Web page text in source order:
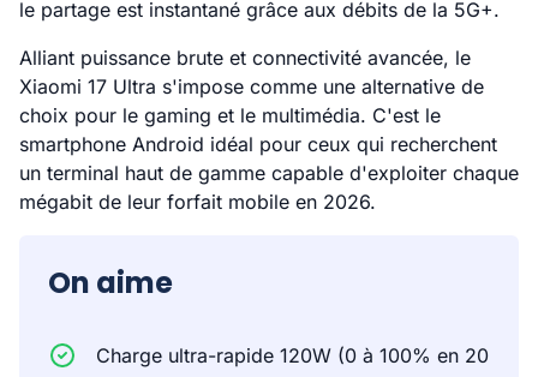
le partage est instantané grâce aux débits de la 5G+.
Alliant puissance brute et connectivité avancée, le
Xiaomi 17 Ultra s'impose comme une alternative de
choix pour le gaming et le multimédia. C'est le
smartphone Android idéal pour ceux qui recherchent
un terminal haut de gamme capable d'exploiter chaque
mégabit de leur forfait mobile en 2026.
On aime
Charge ultra-rapide 120W (0 à 100% en 20